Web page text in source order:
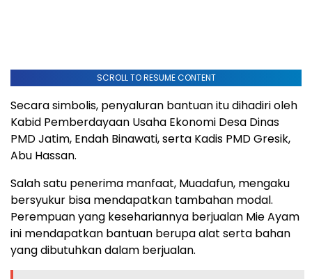
SCROLL TO RESUME CONTENT
Secara simbolis, penyaluran bantuan itu dihadiri oleh
Kabid Pemberdayaan Usaha Ekonomi Desa Dinas
PMD Jatim, Endah Binawati, serta Kadis PMD Gresik,
Abu Hassan.
Salah satu penerima manfaat, Muadafun, mengaku
bersyukur bisa mendapatkan tambahan modal.
Perempuan yang kesehariannya berjualan Mie Ayam
ini mendapatkan bantuan berupa alat serta bahan
yang dibutuhkan dalam berjualan.